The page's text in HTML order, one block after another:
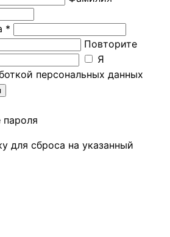
*
Повторите
Я
персональных данных
пароля
для сброса на указанный